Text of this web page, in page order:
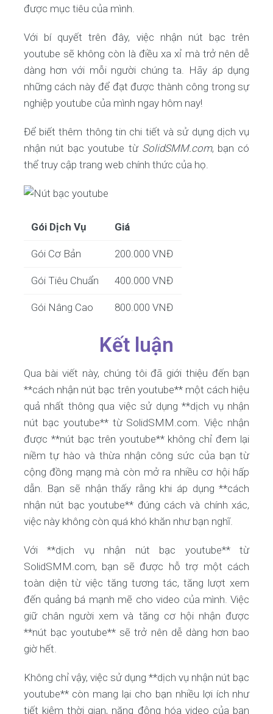
được mục tiêu của mình.
Với bí quyết trên đây, việc nhận nút bạc trên
youtube sẽ không còn là điều xa xỉ mà trở nên dễ
dàng hơn với mỗi người chúng ta. Hãy áp dụng
những cách này để đạt được thành công trong sự
nghiệp youtube của mình ngay hôm nay!
Để biết thêm thông tin chi tiết và sử dụng dịch vụ
nhận nút bạc youtube từ SolidSMM.com, bạn có
thể truy cập trang web chính thức của họ.
Gói Dịch Vụ Giá
Gói Cơ Bản 200.000 VNĐ
Gói Tiêu Chuẩn 400.000 VNĐ
Gói Nâng Cao 800.000 VNĐ
Kết luận
Qua bài viết này, chúng tôi đã giới thiệu đến bạn
**cách nhận nút bạc trên youtube** một cách hiệu
quả nhất thông qua việc sử dụng **dịch vụ nhận
nút bạc youtube** từ SolidSMM.com. Việc nhận
được **nút bạc trên youtube** không chỉ đem lại
niềm tự hào và thừa nhận công sức của bạn từ
cộng đồng mạng mà còn mở ra nhiều cơ hội hấp
dẫn. Bạn sẽ nhận thấy rằng khi áp dụng **cách
nhận nút bạc youtube** đúng cách và chính xác,
việc này không còn quá khó khăn như bạn nghĩ.
Với **dịch vụ nhận nút bạc youtube** từ
SolidSMM.com, bạn sẽ được hỗ trợ một cách
toàn diện từ việc tăng tương tác, tăng lượt xem
đến quảng bá mạnh mẽ cho video của mình. Việc
giữ chân người xem và tăng cơ hội nhận được
**nút bạc youtube** sẽ trở nên dễ dàng hơn bao
giờ hết.
Không chỉ vậy, việc sử dụng **dịch vụ nhận nút bạc
youtube** còn mang lại cho bạn nhiều lợi ích như
tiết kiệm thời gian, năng động hóa video của bạn